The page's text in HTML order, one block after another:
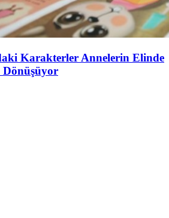
Karakterler Annelerin Elinde